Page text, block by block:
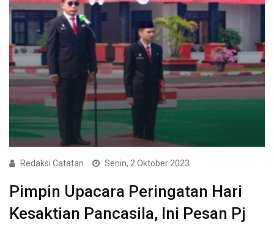
Redaksi Catatan Senin, 2 Oktober 2023
Pimpin Upacara Peringatan Hari
Kesaktian Pancasila, Ini Pesan Pj